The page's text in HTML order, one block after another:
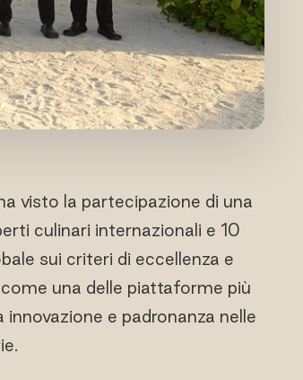
visto la partecipazione di una
culinari internazionali e 10
sui criteri di eccellenza e
una delle piattaforme più
e padronanza nelle